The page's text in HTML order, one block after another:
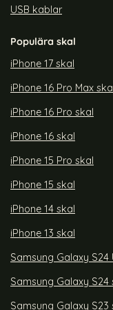
USB kablar
Populära skal
iPhone 17 skal
iPhone 16 Pro Max
iPhone 16 Pro skal
iPhone 16 skal
iPhone 15 Pro skal
iPhone 15 skal
iPhone 14 skal
iPhone 13 skal
Samsung Galaxy S24
Samsung Galaxy S24
Samsung Galaxy S23